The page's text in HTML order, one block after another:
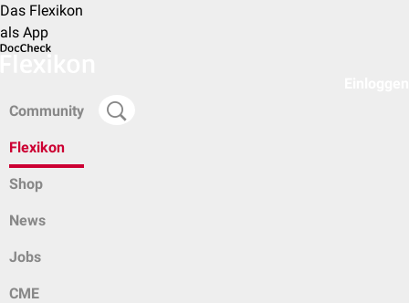
Das Flexikon
als App
Community
Flexikon
Shop
News
Jobs
CME